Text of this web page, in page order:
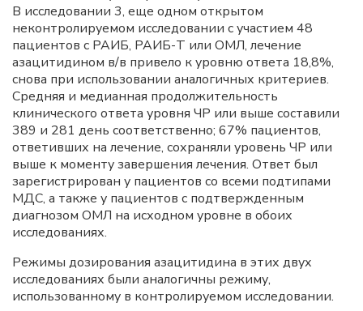
В исследовании 3, еще одном открытом
неконтролируемом исследовании с участием 48
пациентов с РАИБ, РАИБ-Т или ОМЛ, лечение
азацитидином в/в привело к уровню ответа 18,8%,
снова при использовании аналогичных критериев.
Средняя и медианная продолжительность
клинического ответа уровня ЧР или выше составили
389 и 281 день соответственно; 67% пациентов,
ответивших на лечение, сохраняли уровень ЧР или
выше к моменту завершения лечения. Ответ был
зарегистрирован у пациентов со всеми подтипами
МДС, а также у пациентов с подтвержденным
диагнозом ОМЛ на исходном уровне в обоих
исследованиях.
Режимы дозирования азацитидина в этих двух
исследованиях были аналогичны режиму,
использованному в контролируемом исследовании.